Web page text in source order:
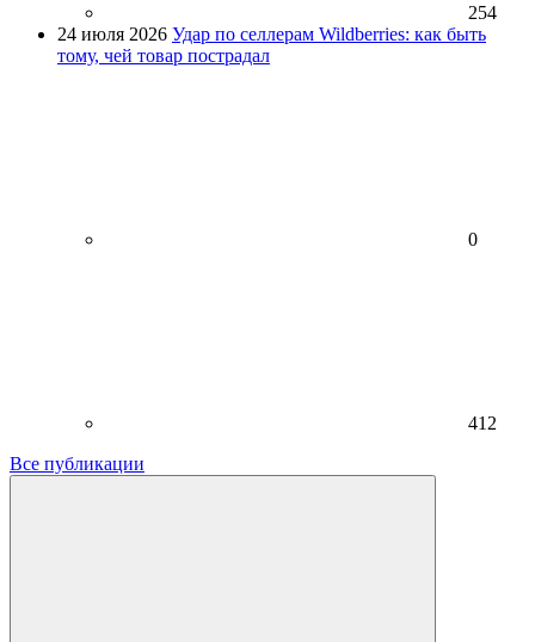
254
24 июля 2026 Удар по селлерам Wildberries: как быть
тому, чей товар пострадал
0
412
Все публикации